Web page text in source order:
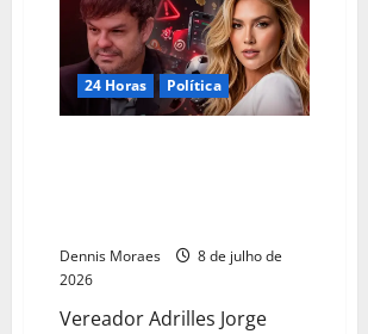
24 Horas Política
Dennis Moraes
8 de julho de
2026
Vereador Adrilles Jorge